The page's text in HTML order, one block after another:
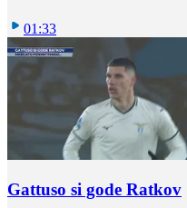
01:33
Gattuso si gode Ratkov